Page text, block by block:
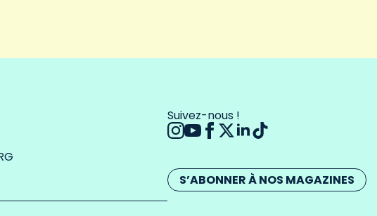
Suivez-nous !
S’ABONNER À NOS MAGAZINES